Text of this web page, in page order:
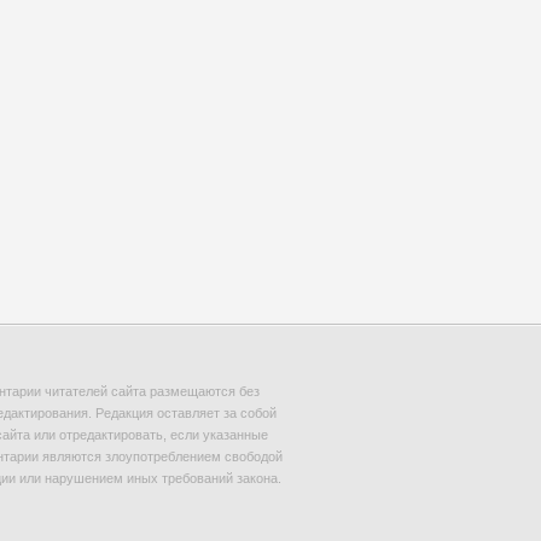
читателей сайта размещаются без
Редакция оставляет за собой
или отредактировать, если указанные
являются злоупотреблением свободой
или нарушением иных требований закона.